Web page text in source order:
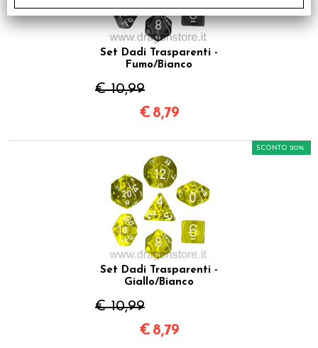
Set Dadi Trasparenti -
Fumo/Bianco
€ 10,99
€ 8,79
Set Dadi Trasparenti -
Giallo/Bianco
€ 10,99
SCONTO 20%
€ 8,79